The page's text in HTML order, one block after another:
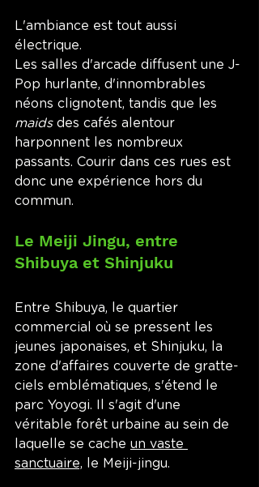
L'ambiance est tout aussi
électrique.
Les salles d'arcade diffusent une J-
Pop hurlante, d'innombrables
néons clignotent, tandis que les
maids des cafés alentour
harponnent les nombreux
passants. Courir dans ces rues est
donc une expérience hors du
commun.
Le Meiji Jingu, entre
Shibuya et Shinjuku
Entre Shibuya, le quartier
commercial où se pressent les
jeunes japonaises, et Shinjuku, la
zone d'affaires couverte de gratte-
ciels emblématiques, s'étend le
parc Yoyogi. Il s'agit d'une
véritable forêt urbaine au sein de
laquelle se cache un vaste
sanctuaire, le Meiji-jingu.